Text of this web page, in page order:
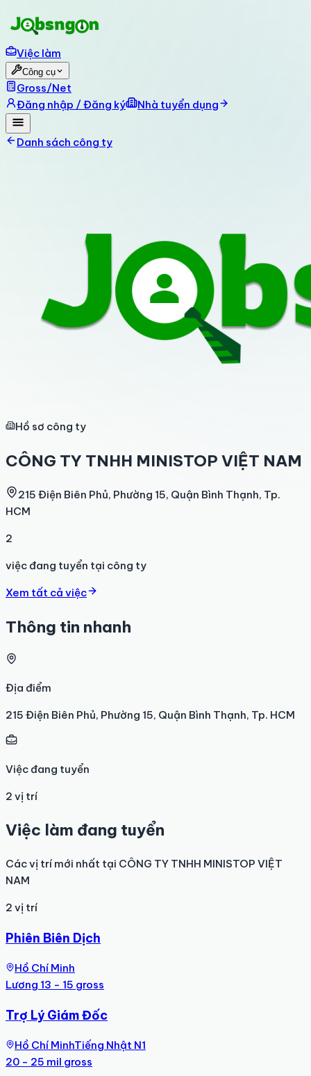
Việc làm
Công cụ
Gross/Net
Đăng nhập / Đăng ký
Nhà tuyển dụng
Danh sách công ty
Hồ sơ công ty
CÔNG TY TNHH MINISTOP VIỆT NAM
215 Điện Biên Phủ, Phường 15, Quận Bình Thạnh, Tp.
HCM
2
việc đang tuyển tại công ty
Xem tất cả việc
Thông tin nhanh
Địa điểm
215 Điện Biên Phủ, Phường 15, Quận Bình Thạnh, Tp. HCM
Việc đang tuyển
2 vị trí
Việc làm đang tuyển
Các vị trí mới nhất tại CÔNG TY TNHH MINISTOP VIỆT
NAM
2 vị trí
Phiên Biên Dịch
Hồ Chí Minh
Lương 13 - 15 gross
Trợ Lý Giám Đốc
Hồ Chí MinhTiếng Nhật N1
20 - 25 mil gross